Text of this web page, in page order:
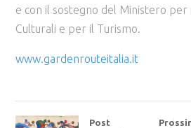
e con il sostegno del Ministero per
Culturali e per il Turismo.
www.gardenrouteitalia.it
Post